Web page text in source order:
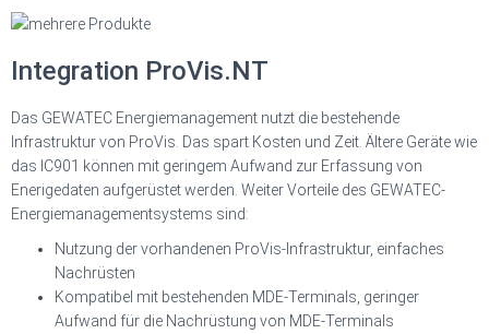
Integration ProVis.NT
Das GEWATEC Energiemanagement nutzt die bestehende
Infrastruktur von ProVis. Das spart Kosten und Zeit. Ältere Geräte wie
das IC901 können mit geringem Aufwand zur Erfassung von
Enerigedaten aufgerüstet werden. Weiter Vorteile des GEWATEC-
Energiemanagementsystems sind:
Nutzung der vorhandenen ProVis-Infrastruktur, einfaches
Nachrüsten
Kompatibel mit bestehenden MDE-Terminals, geringer
Aufwand für die Nachrüstung von MDE-Terminals